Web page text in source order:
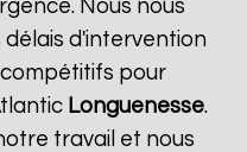
Nous nous
d'intervention
pour
Longuenesse.
travail et nous